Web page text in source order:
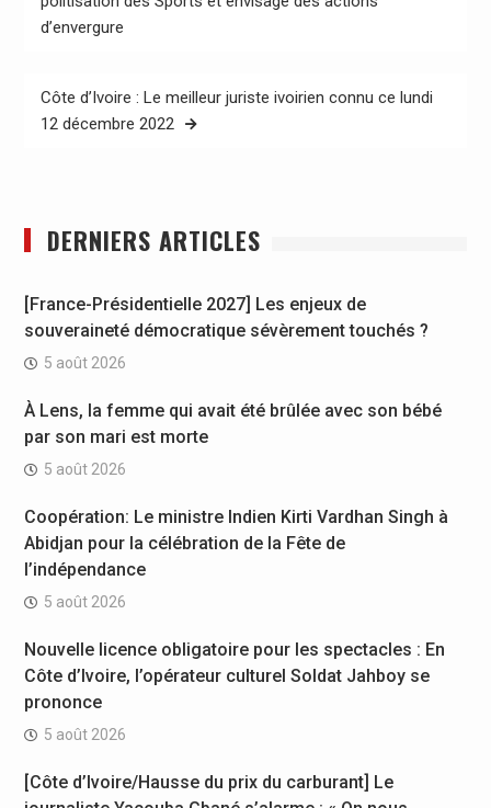
l’article
d’envergure
Côte d’Ivoire : Le meilleur juriste ivoirien connu ce lundi
12 décembre 2022
DERNIERS ARTICLES
[France-Présidentielle 2027] Les enjeux de
souveraineté démocratique sévèrement touchés ?
5 août 2026
À Lens, la femme qui avait été brûlée avec son bébé
par son mari est morte
5 août 2026
Coopération: Le ministre Indien Kirti Vardhan Singh à
Abidjan pour la célébration de la Fête de
l’indépendance
5 août 2026
Nouvelle licence obligatoire pour les spectacles : En
Côte d’Ivoire, l’opérateur culturel Soldat Jahboy se
prononce
5 août 2026
[Côte d’Ivoire/Hausse du prix du carburant] Le